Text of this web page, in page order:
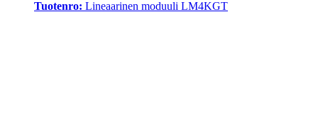
Tuotenro: Lineaarinen moduuli LM4KGT